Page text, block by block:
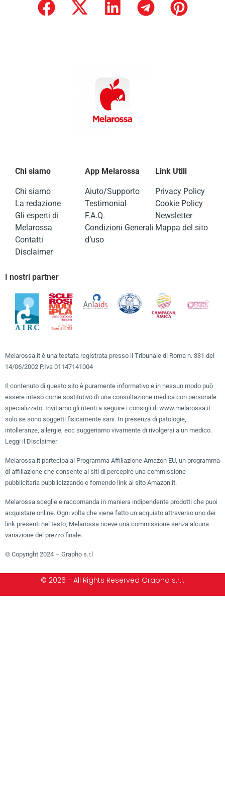
Chi siamo
Chi siamo
La redazione
Gli esperti di
Melarossa
Contatti
Disclaimer
App Melarossa
Aiuto/Supporto
Testimonial
F.A.Q.
Condizioni Generali
d’uso
Link Utili
Privacy Policy
Cookie Policy
Newsletter
Mappa del sito
I nostri partner
Melarossa.it è una testata registrata presso il Tribunale di Roma n. 331 del
14/06/2002 P.Iva 01147141004
Il contenuto di questo sito è puramente informativo e in nessun modo può
essere inteso come sostitutivo di una consultazione medica con personale
specializzato. Invitiamo gli utenti a seguire i consigli di www.melarossa.it
solo se sono soggetti fisicamente sani. In presenza di patologie,
intolleranze, allergie, ecc suggeriamo vivamente di rivolgersi a un medico.
Leggi il Disclaimer
Melarossa.it partecipa al Programma Affiliazione Amazon EU, un programma
di affiliazione che consente ai siti di percepire una commissione
pubblicitaria pubblicizzando e fornendo link al sito Amazon.it.
Melarossa sceglie e raccomanda in maniera indipendente prodotti che puoi
acquistare online. Ogni volta che viene fatto un acquisto attraverso uno dei
link presenti nel testo, Melarossa riceve una commissione senza alcuna
variazione del prezzo finale.
© Copyright 2024 – Grapho s.r.l
© 2026 - All Rights Reserved Grapho s.r.l.